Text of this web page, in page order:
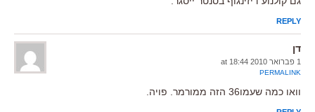
REPLY
דן
1 פברואר 2010 at 18:44
PERMALINK
וואו כמה שעמו36 הזה ממורמר. פויה.